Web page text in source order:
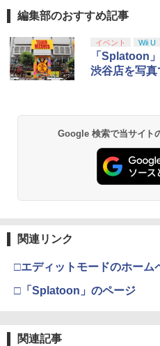
￥6,750
1
日本語専
ese only
プロダク
￥7,286
3
1
【純正品
ラー +
￥8,300
Xbox プ
ンライン
￥5,000
3
￥7,681
1
【
第三章 蛇
ナル三方
(オリジナ
ボード付
￥10,780
窩座再来
3
劇場版「
編集部のおすすめ記事
イベント Wii U
「Splatoon
渋谷店を写真
Google 検索で当サイト
関連リンク
□エディットモードのホーム
□「Splatoon」のページ
関連記事